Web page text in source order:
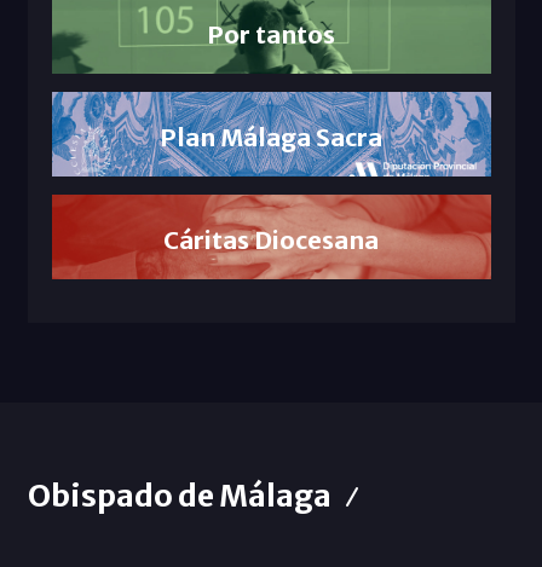
Por tantos
Plan Málaga Sacra
Cáritas Diocesana
Obispado de Málaga